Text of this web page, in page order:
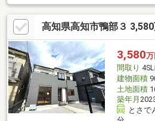
希望リフォームなどございましたらお
【おすすめポイント】・本物件は条件
用されます。・シロアリ防除工事施工後
せたローンの組み方や金融機関をご提
方でもお気軽にご相談ください【周辺
校600ｍ（徒歩8分）・高知市西部中学
分）・コープかもべ
高知県高知市鴨部３
3,580万
間取り
建物面積
土地面積
築年月
とさで